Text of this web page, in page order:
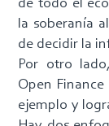
de todo el
la soberanía
de decidir la
Por otro
Open
ejemplo y